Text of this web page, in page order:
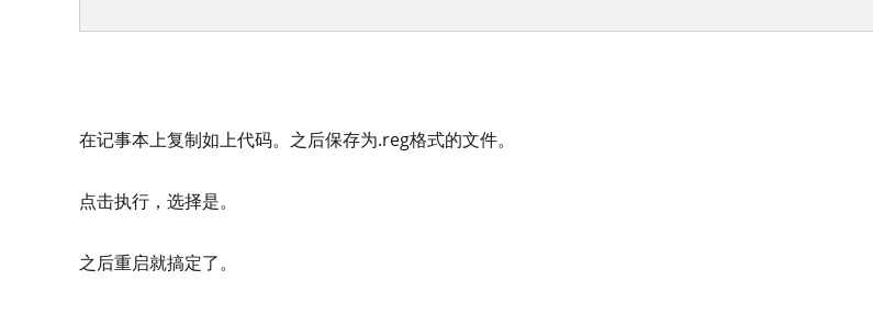
在记事本上复制如上代码。之后保存为.reg格式的文件。
点击执行，选择是。
之后重启就搞定了。